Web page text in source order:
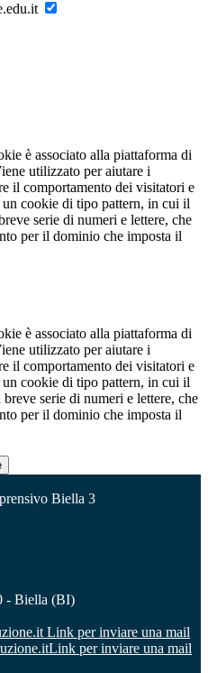
è associato alla piattaforma di
utilizzato per aiutare i
il comportamento dei visitatori e
cookie di tipo pattern, in cui il
serie di numeri e lettere, che
per il dominio che imposta il
è associato alla piattaforma di
utilizzato per aiutare i
il comportamento dei visitatori e
cookie di tipo pattern, in cui il
serie di numeri e lettere, che
per il dominio che imposta il
Biella 3
- Biella (BI)
Link per inviare una mail
Link per inviare una mail